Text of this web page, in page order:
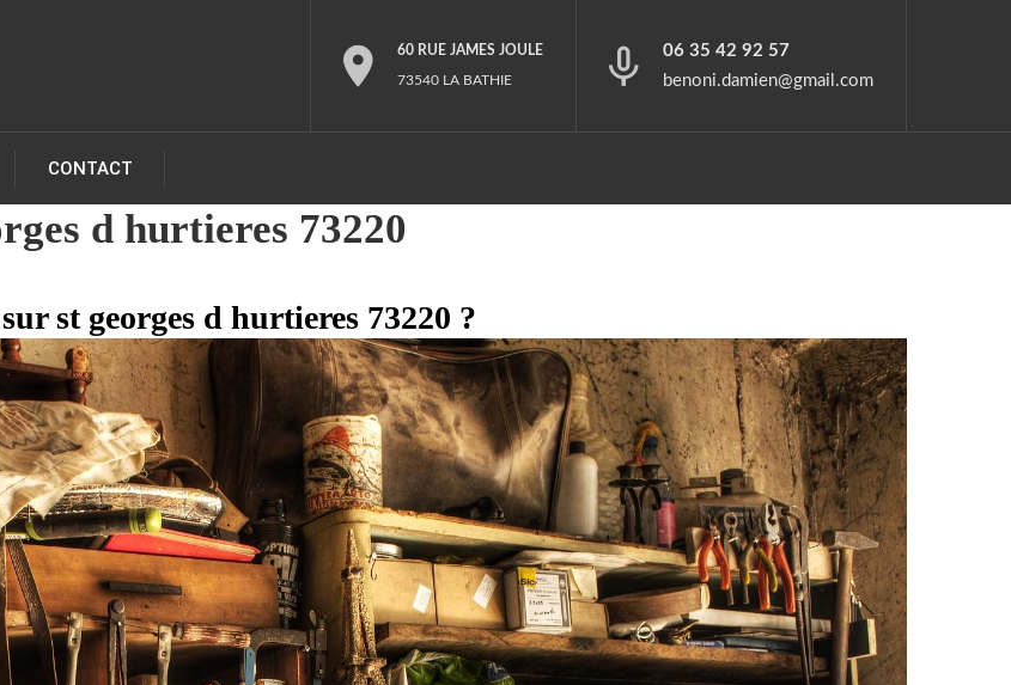
60 RUE JAMES JOULE
73540 LA BATHIE
06 35 42 92 57
benoni.damien@gmail.com
CONTACT
d hurtieres 73220
st georges d hurtieres 73220 ?